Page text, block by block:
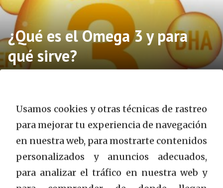
¿Qué es el Omega 3 y para
qué sirve?
Todo sobre el aceite de coco:
beneficios y daños.
Usamos cookies y otras técnicas de rastreo
para mejorar tu experiencia de navegación
en nuestra web, para mostrarte contenidos
personalizados y anuncios adecuados,
para analizar el tráfico en nuestra web y